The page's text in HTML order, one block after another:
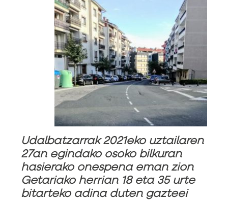
Udalbatzarrak 2021eko uztailaren
27an egindako osoko bilkuran
hasierako onespena eman zion
Getariako herrian 18 eta 35 urte
bitarteko adina duten gazteei